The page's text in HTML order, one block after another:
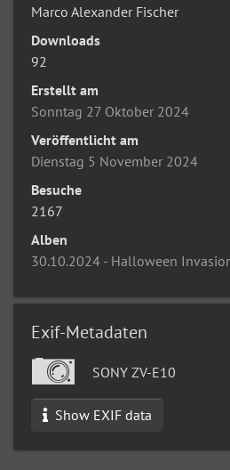
Marco Alexander Fischer
Downloads
92
Erstellt am
Sonntag 27 Oktober 2024
Veröffentlicht am
Dienstag 5 November 2024
Besuche
2167
Alben
30.10.2024 - Halloween
Exif-Metadaten
SONY ZV-E10
Show EXIF data